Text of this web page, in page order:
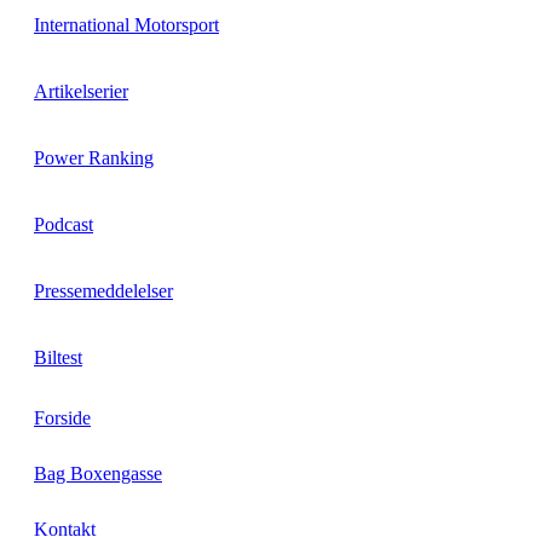
International Motorsport
Artikelserier
Power Ranking
Podcast
Pressemeddelelser
Biltest
Forside
Bag Boxengasse
Kontakt